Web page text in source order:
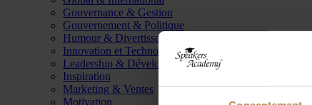
Gouvernance & Gestion
Gouvernement & Politique
Humour & Divertissement
Innovation et Technologie
Leadership & Développement
Inspiration
Marketing & Ventes
Motivation